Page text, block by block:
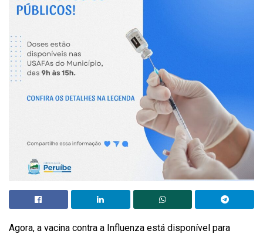
Agora, a vacina contra a Influenza está disponível para